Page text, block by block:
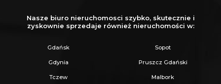
Nasze biuro nieruchomosci szybko, skutecznie i
zyskownie sprzedaje również nieruchomości w:
Gdańsk Sopot
Gdynia Pruszcz Gdański
Tczew Malbork